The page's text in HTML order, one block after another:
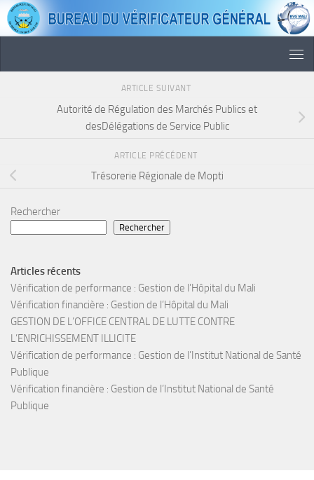
Skip to content
ARTICLE SUIVANT
Autorité de Régulation des Marchés Publics et
desDélégations de Service Public
ARTICLE PRÉCÉDENT
Trésorerie Régionale de Mopti
Rechercher
Rechercher
Articles récents
Vérification de performance : Gestion de l’Hôpital du Mali
Vérification financière : Gestion de l’Hôpital du Mali
GESTION DE L’OFFICE CENTRAL DE LUTTE CONTRE
L’ENRICHISSEMENT ILLICITE
Vérification de performance : Gestion de l’Institut National de Santé
Publique
Vérification financière : Gestion de l’Institut National de Santé
Publique